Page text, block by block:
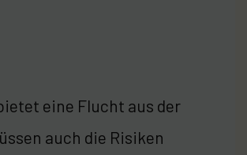
eine Flucht aus der
auch die Risiken